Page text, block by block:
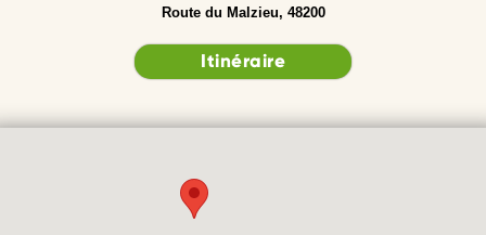
Route du Malzieu, 48200
Itinéraire